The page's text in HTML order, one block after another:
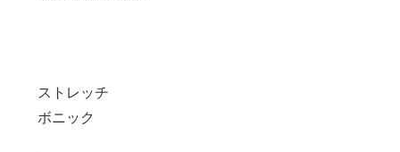
ストレッチ
ボニック